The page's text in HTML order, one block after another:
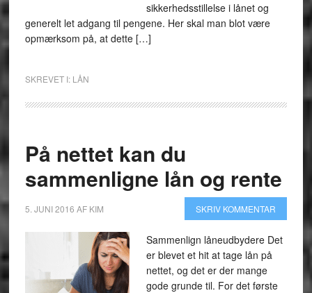
sikkerhedsstillelse i lånet og
generelt let adgang til pengene. Her skal man blot være
opmærksom på, at dette […]
SKREVET I: LÅN
På nettet kan du
sammenligne lån og rente
5. JUNI 2016 AF KIM SKRIV KOMMENTAR
Sammenlign låneudbydere Det
er blevet et hit at tage lån på
nettet, og det er der mange
gode grunde til. For det første